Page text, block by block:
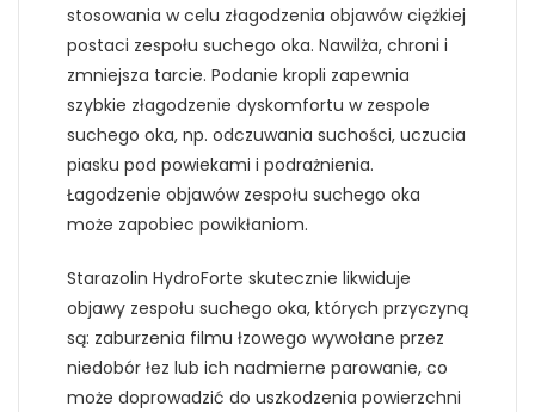
stosowania w celu złagodzenia objawów ciężkiej
postaci zespołu suchego oka. Nawilża, chroni i
zmniejsza tarcie. Podanie kropli zapewnia
szybkie złagodzenie dyskomfortu w zespole
suchego oka, np. odczuwania suchości, uczucia
piasku pod powiekami i podrażnienia.
Łagodzenie objawów zespołu suchego oka
może zapobiec powikłaniom.
Starazolin HydroForte skutecznie likwiduje
objawy zespołu suchego oka, których przyczyną
są: zaburzenia filmu łzowego wywołane przez
niedobór łez lub ich nadmierne parowanie, co
może doprowadzić do uszkodzenia powierzchni